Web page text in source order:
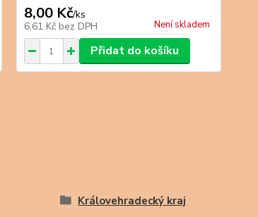
8,00 Kč/ks
6,61 Kč bez DPH Není skladem
Přidat do košíku
Královehradecký kraj